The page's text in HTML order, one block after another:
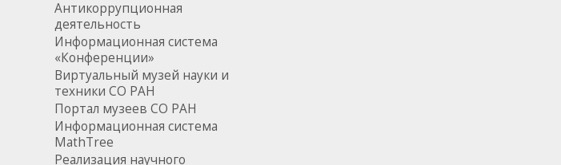
Антикоррупционная
деятельность
Информационная система
«Конференции»
Виртуальный музей науки и
техники СО РАН
Портал музеев СО РАН
Информационная система
MathTree
Реализация научного